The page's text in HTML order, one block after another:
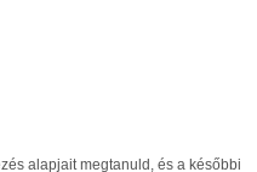
alapjait megtanuld, és a későbbi